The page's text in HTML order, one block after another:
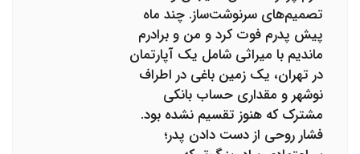
تصمیم‌های سرنوشت‌ساز. چند ماه
پیش پدرم فوت کرد و من و برادرم
ماندیم با میراثی شامل یک آپارتمان
در تهران، یک زمین باغی در اطراف
نوشهر و مقداری حساب بانکی
مشترک که هنوز تقسیم نشده بود.
فشار روحی از دست دادن پدر؛